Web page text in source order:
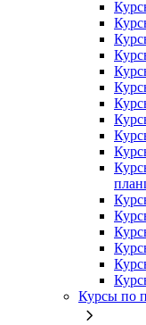
Курсы по